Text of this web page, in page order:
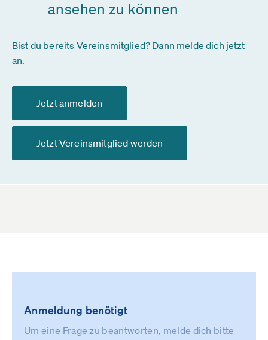
ansehen zu können
Bist du bereits Vereinsmitglied? Dann melde dich jetzt
an.
Jetzt anmelden
Jetzt Vereinsmitglied werden
Anmeldung benötigt
Um eine Frage zu beantworten, melde dich bitte